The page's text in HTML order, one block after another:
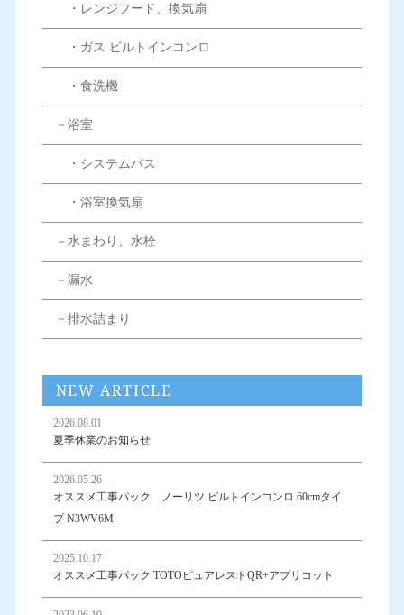
・レンジフード、換気扇
・ガス ビルトインコンロ
・食洗機
－浴室
・システムバス
・浴室換気扇
－水まわり、水栓
－漏水
－排水詰まり
NEW ARTICLE
2026.08.01
夏季休業のお知らせ
2026.05.26
オススメ工事パック ノーリツ ビルトインコンロ 60cmタイ
プ N3WV6M
2025.10.17
オススメ工事パック TOTOピュアレストQR+アプリコット